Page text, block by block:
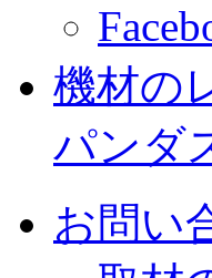
機材の
パンダ
お問い